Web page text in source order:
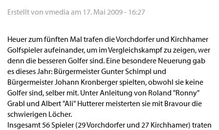
Erstellt von vmedia am 17. Mai 2009 - 16:27
Heuer zum fünften Mal trafen die Vorchdorfer und Kirchhamer
Golfspieler aufeinander, um im Vergleichskampf zu zeigen, wer
denn die besseren Golfer sind. Eine besondere Neuerung gab
es dieses Jahr: Bürgermeister Gunter Schimpl und
Bürgermeister Johann Kronberger spielten, obwohl sie keine
Golfer sind, selber mit. Unter Anleitung von Roland "Ronny"
Grabl und Albert "Ali" Hutterer meisterten sie mit Bravour die
schwierigen Löcher.
Insgesamt 56 Spieler (29 Vorchdorfer und 27 Kirchhamer) traten